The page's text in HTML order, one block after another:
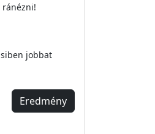
ránézni!
jobbat
Eredmény